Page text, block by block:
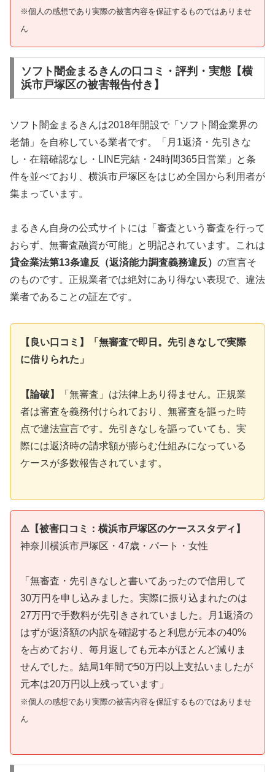
※個人の感想であり実際の被害内容を保証するものではありませ
ん
ソフト闇金まるきんの口コミ・評判・実態【横
浜市戸塚区の被害報告付き】
ソフト闇金まるきんは2018年開設で「ソフト闇金業界の
老舗」を自称している業者です。「月1返済・先引きな
し・在籍確認なし・LINE完結・24時間365日営業」と条
件を並べており、横浜市戸塚区をはじめ全国から利用者が
集まっています。
まるきん自身の公式サイトには「審査という審査を行って
おらず、無審査融資が可能」と明記されています。これは
貸金業法第13条違反（返済能力調査義務違反） の宣言そ
のものです。正規業者では絶対にあり得ない表現で、違法
業者であることの証左です。
【良い口コミ】「無審査で即日。先引きなしで実際
に借りられた」
【論破】
「無審査」は法律上あり得ません。正規業
者は審査を義務付けられており、無審査を謳った時
点で違法宣言です。先引きなしを謳っていても、実
際には返済時の請求額が膨らむ仕組みになっている
ケースが多数報告されています。
⚠️【被害口コミ：横浜市戸塚区のケーススタディ】
神奈川横浜市戸塚区・47歳・パート・女性
「無審査・先引きなしと書いてあったので信用して
30万円を申し込みました。実際に振り込まれたのは
27万円で手数料が先引きされていました。月1返済の
はずが返済額の内訳を確認すると利息が元本の40%
を占めており、毎月返しても元本がほとんど減りま
せんでした。結局1年間で50万円以上支払いましたが
元本は20万円以上残っています」
※個人の感想であり実際の被害内容を保証するものではありませ
ん